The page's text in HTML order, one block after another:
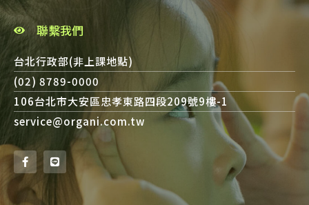
聯繫我們
台北行政部(非上課地點)
(02) 8789-0000
106台北市大安區忠孝東路四段209號9樓-1
service@organi.com.tw